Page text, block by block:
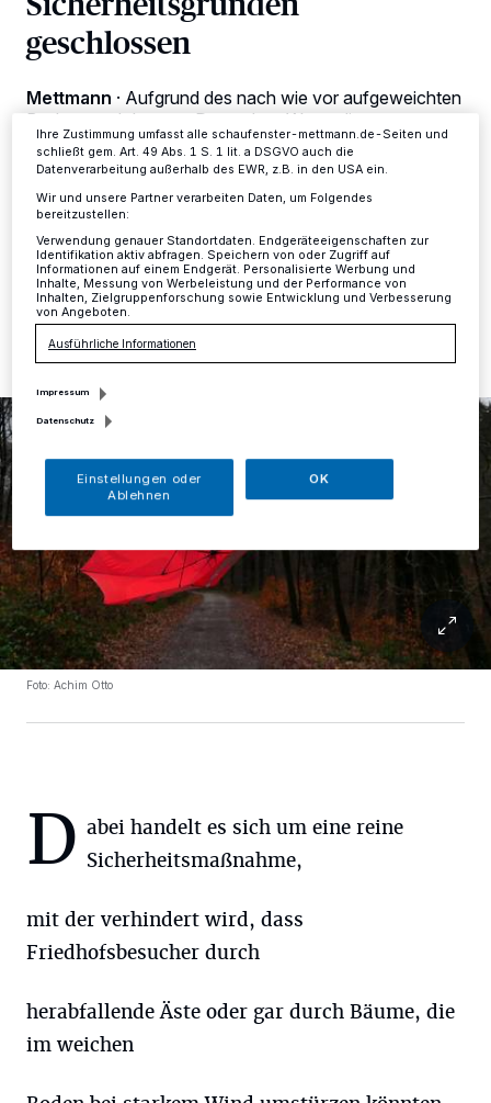
geschlossen
Mettmann · Aufgrund des nach wie vor aufgeweichten
Bodens und der vom Deutschen Wetterdienst
vorhergesagten Sturmböen mit Geschwindigkeiten von
bis 70 km/h bleiben die städtischen Friedhöfe bis
geschlossen.
21.02.2024 , 16:01 Uhr Eine Minute Lesezeit
Foto: Achim Otto
D abei handelt es sich um eine reine
Sicherheitsmaßnahme,
mit der verhindert wird, dass
Friedhofsbesucher durch
herabfallende Äste oder gar durch Bäume, die
im weichen
Anzeigen möglicherweise nicht mehr so relevant für Sie. Sie können
dieses Menü jederzeit wieder aufrufen, um Ihre Einstellungen zu
ändern oder Ihre Einwilligung zu widerrufen, indem Sie auf den Link
Ihre Einstellungen gelten innerhalb unseres Website. Weitere
Informationen finden Sie in unserer Datenschutzerklärung.
Ihre Zustimmung umfasst alle schaufenster-mettmann.de-Seiten und
schließt gem. Art. 49 Abs. 1 S. 1 lit. a DSGVO auch die
Datenverarbeitung außerhalb des EWR, z.B. in den USA ein.
Wir und unsere Partner verarbeiten Daten, um Folgendes
bereitzustellen:
Verwendung genauer Standortdaten. Endgeräteeigenschaften zur
Identifikation aktiv abfragen. Speichern von oder Zugriff auf
Informationen auf einem Endgerät. Personalisierte Werbung und
Inhalte, Messung von Werbeleistung und der Performance von
Inhalten, Zielgruppenforschung sowie Entwicklung und Verbesserung
von Angeboten.
Ausführliche Informationen
Impressum
Datenschutz
Einstellungen oder
Ablehnen
OK